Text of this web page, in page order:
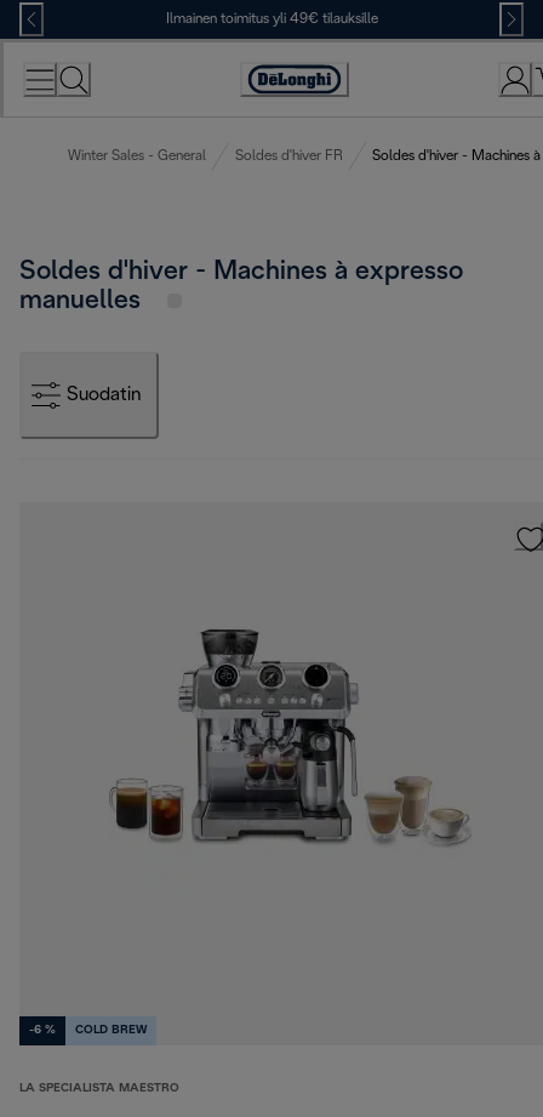
Skip
to
Content
Ilmainen toimitus yli 49€ tilauksille
Accessibility
Winter Sales - General Soldes d'hiver FR Soldes d'hiver - Machines
Soldes d'hiver - Machines à expresso
manuelles
Suodatin
-6 % COLD BREW
LA SPECIALISTA MAESTRO